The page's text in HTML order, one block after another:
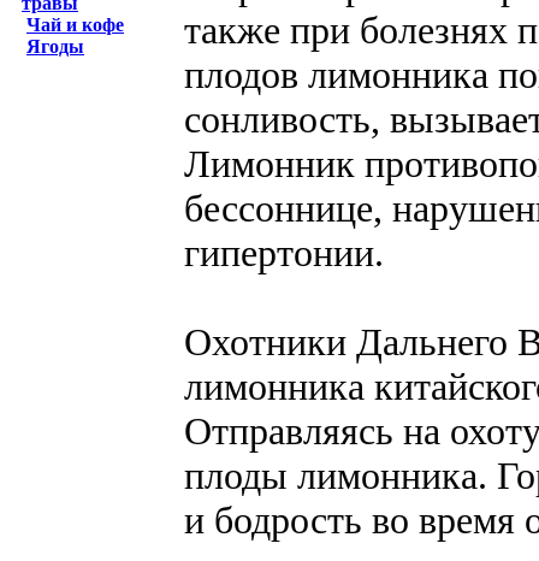
Чай и кофе
Ягоды
также при болезнях
плодов лимонника
сонливость,
Лимонник
бессоннице,
гипертонии.
Охотники Дальнего
лимонника
Отправляясь на
плоды лимонника.
и бодрость во время